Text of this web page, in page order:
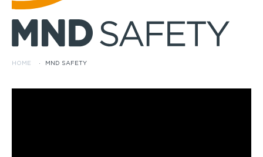
HOME · MND SAFETY